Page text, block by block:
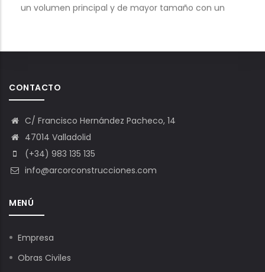
un volumen principal y de mayor tamaño con un
CONTACTO
C/ Francisco Hernández Pacheco, 14
47014 Valladolid
(+34) 983 135 135
info@arcorconstrucciones.com
MENÚ
Empresa
Obras Civiles